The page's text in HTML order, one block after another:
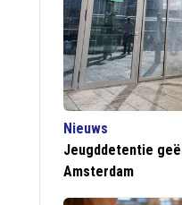
Nieuws
Jeugddetentie
Amsterdam